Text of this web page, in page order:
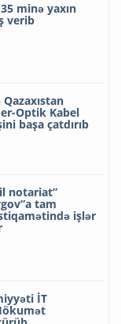
minə yaxın
verib
Optik Kabel
başa çatdırıb
notariat”
tam
işlər
İT